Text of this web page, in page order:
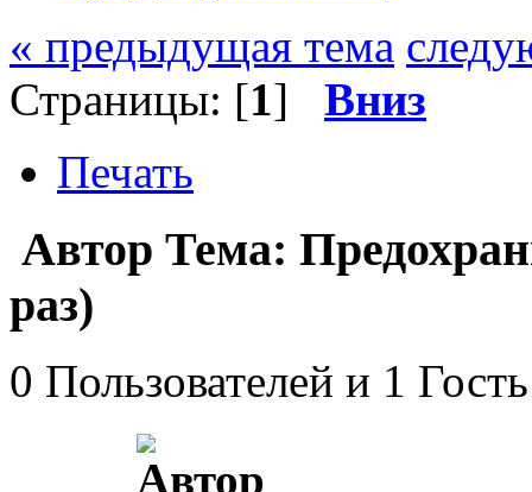
« предыдущая тема
Страницы: [1] Вниз
Печать
Автор Тема:
раз)
0 Пользователей и 1